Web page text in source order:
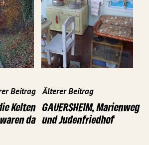
Beitrag
Kelten
waren da
Älterer Beitrag
GAUERSHEIM, Marienweg
und Judenfriedhof